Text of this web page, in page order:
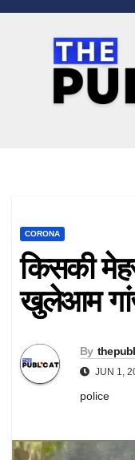
CORONA
किसकी
खुलेआम
By
JUN 1,
police